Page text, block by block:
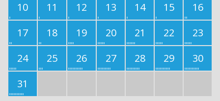
10
11 12 13 14 15
16
17
18 19 20 21 22
23
24
25 26 27 28 29
30
31